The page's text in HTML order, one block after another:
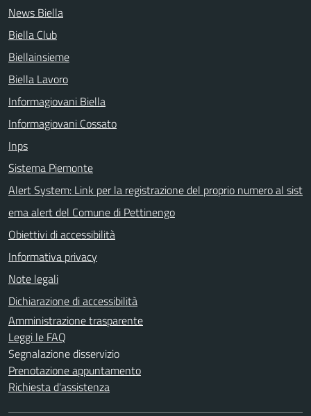
News Biella
Biella Club
Biellainsieme
Biella Lavoro
Informagiovani Biella
Informagiovani Cossato
Inps
Sistema Piemonte
Alert System: Link per la registrazione del proprio numero al sist
ema alert del Comune di Pettinengo
Obiettivi di accessibilità
Informativa privacy
Note legali
Dichiarazione di accessibilità
Amministrazione trasparente
Leggi le FAQ
Segnalazione disservizio
Prenotazione appuntamento
Richiesta d'assistenza